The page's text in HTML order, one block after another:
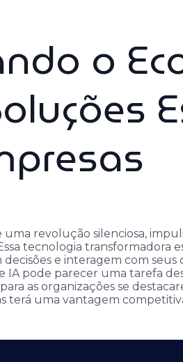
o
revolução silenciosa,
tecnologia transformadora
e interagem com seus
IA pode parecer uma tarefa
as organizações se
terá uma vantagem